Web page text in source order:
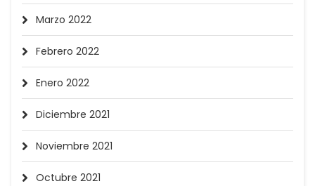
Marzo 2022
Febrero 2022
Enero 2022
Diciembre 2021
Noviembre 2021
Octubre 2021